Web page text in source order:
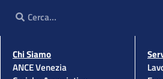
Cerca
Chi Siamo
ANCE Venezia